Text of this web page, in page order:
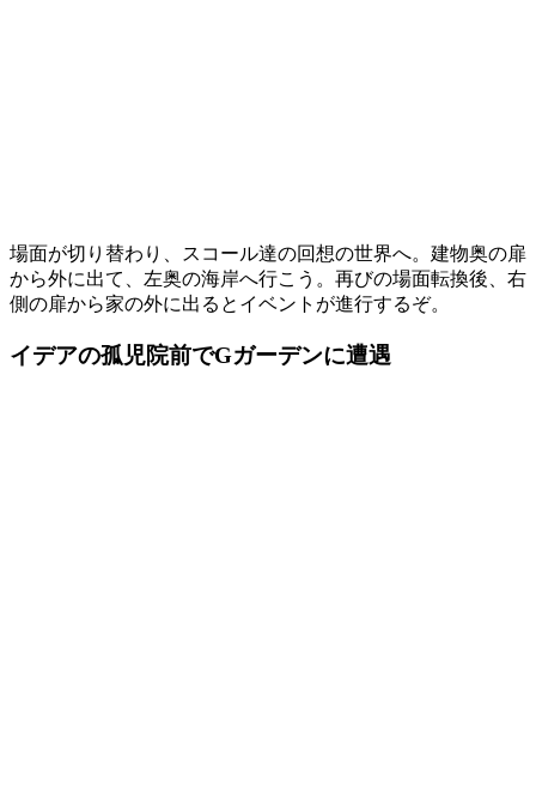
場面が切り替わり、スコール達の回想の世界へ。建物奥の扉
から外に出て、左奥の海岸へ行こう。再びの場面転換後、右
側の扉から家の外に出るとイベントが進行するぞ。
イデアの孤児院前でGガーデンに遭遇